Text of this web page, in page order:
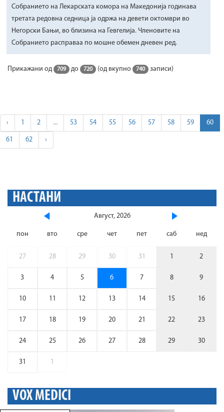
Собранието на Лекарската комора на Македонија годинава
третата редовна седница ја одржа на девети октомври во
Негорски Бањи, во близина на Гевгелија. Членовите на
Собранието расправаа по мошне обемен дневен ред.
Прикажани од 709 до 720 (од вкупно 740 записи)
‹ 1 2 ... 53 54 55 56 57 58 59 60
61 62 ›
НАСТАНИ
Август, 2026
пон вто сре чет пет саб нед
27 28 29 30 31 1 2
3 4 5 6 7 8 9
10 11 12 13 14 15 16
17 18 19 20 21 22 23
24 25 26 27 28 29 30
31 1
VOX MEDICI